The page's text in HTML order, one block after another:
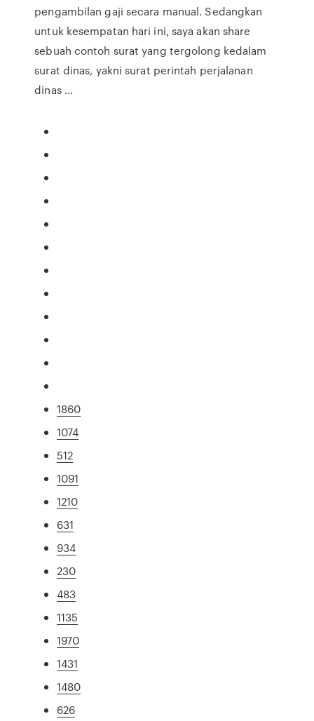
pengambilan gaji secara manual. Sedangkan
untuk kesempatan hari ini, saya akan share
sebuah contoh surat yang tergolong kedalam
surat dinas, yakni surat perintah perjalanan
dinas …
1860
1074
512
1091
1210
631
934
230
483
1135
1970
1431
1480
626